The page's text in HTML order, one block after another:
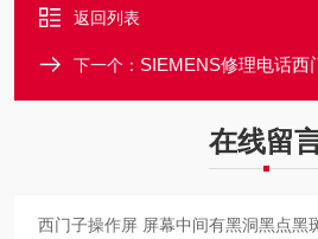
返回列表
下一个： SIEMENS修理电话西门子控制
在线留